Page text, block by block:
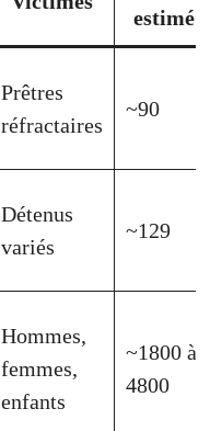
estimé
Prêtres
réfractaires
~90
Détenus
variés
~129
Hommes,
femmes,
enfants
~1800 à
4800